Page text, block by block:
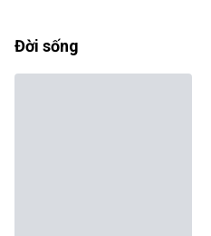
Đời sống